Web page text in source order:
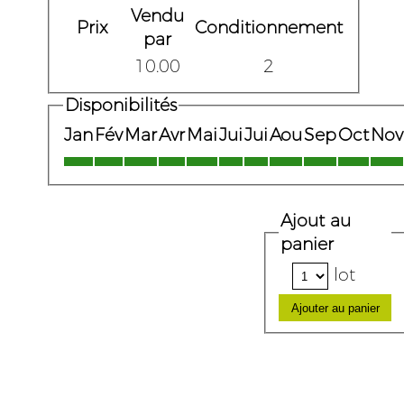
Prix
Vendu
par
Conditionnement
10.00
2
Disponibilités
JanFévMarAvrMaiJuiJuiAouSepOctNov
Ajout au
panier
lot